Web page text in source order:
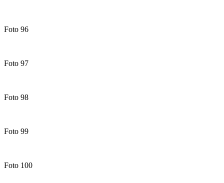
Foto 96
Foto 97
Foto 98
Foto 99
Foto 100